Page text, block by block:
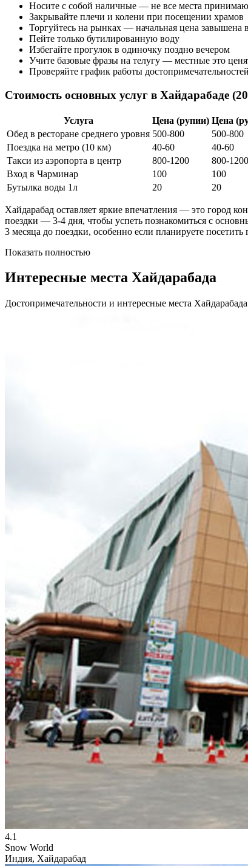
Носите с собой наличные — не все места
Закрывайте плечи и колени при посещении храмов
Торгуйтесь на рынках — начальная цена завышена
Пейте только бутилированную воду
Избегайте прогулок в одиночку поздно вечером
Учите базовые фразы на телугу — местные это
Проверяйте график работы
Стоимость основных услуг в Хайдарабаде
Услуга Цена (рупии) Цена
Обед в ресторане среднего уровня 500-800
500-800
Поездка на метро (10 км)
40-60
40-60
Такси из аэропорта в центр
800-1200
800-1200
Вход в Чарминар
100
100
Бутылка воды 1л
20 20
Хайдарабад оставляет яркие впечатления — это город
поездки — 3-4 дня, чтобы успеть познакомиться с
3 месяца до поездки, особенно если планируете
Показать полностью
Интересные места Хайдарабада
Достопримечательности и интересные места Хайдарабада
4.1
Snow World
Индия, Хайдарабад